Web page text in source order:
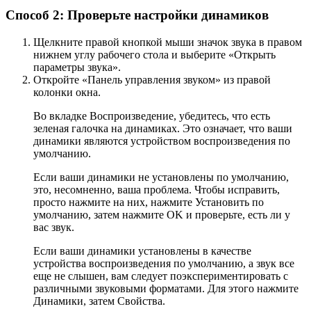
Способ 2: Проверьте настройки динамиков
Щелкните правой кнопкой мыши значок звука в правом
нижнем углу рабочего стола и выберите «Открыть
параметры звука».
Откройте «Панель управления звуком» из правой
колонки окна.
Во вкладке Воспроизведение, убедитесь, что есть
зеленая галочка на динамиках. Это означает, что ваши
динамики являются устройством воспроизведения по
умолчанию.
Если ваши динамики не установлены по умолчанию,
это, несомненно, ваша проблема. Чтобы исправить,
просто нажмите на них, нажмите Установить по
умолчанию, затем нажмите OK и проверьте, есть ли у
вас звук.
Если ваши динамики установлены в качестве
устройства воспроизведения по умолчанию, а звук все
еще не слышен, вам следует поэкспериментировать с
различными звуковыми форматами. Для этого нажмите
Динамики, затем Свойства.